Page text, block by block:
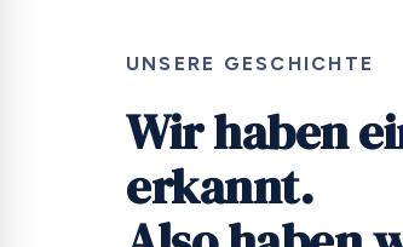
UNSERE GESCHICHTE
Wir haben
erkannt.